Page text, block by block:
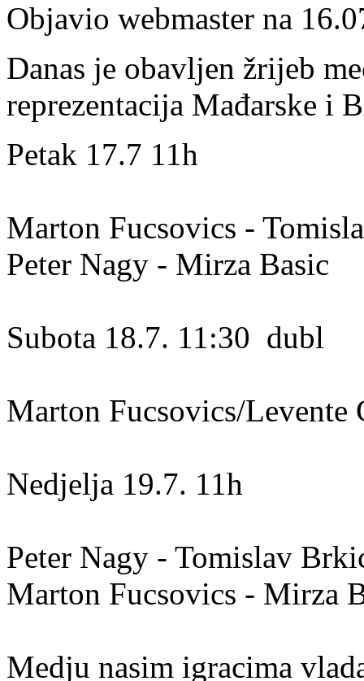
Objavio webmaster na
Danas je obavljen žrijeb
reprezentacija Mađarske i
Petak 17.7 11h
Marton Fucsovics -
Peter Nagy - Mirza Basic
Subota 18.7. 11:30 dubl
Marton Fucsovics/
Nedjelja 19.7. 11h
Peter Nagy - Tomislav
Marton Fucsovics - Mirza
Medju nasim igracima